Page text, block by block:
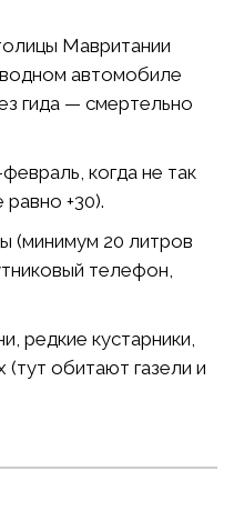
Мавритании
автомобиле
гида — смертельно
когда не так
+30).
(минимум 20 литров
телефон,
редкие кустарники,
обитают газели и